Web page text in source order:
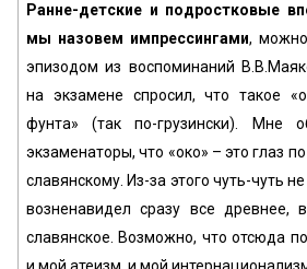
Ранне-детские и подростковые
мы назовем импрессингами,
эпизодом из воспоминаний
на экзамене спросил, что такое
фунта» (так по-грузински). Мне
экзаменаторы, что «око» – это глаз
славянскому. Из-за этого чуть-чуть
возненавидел сразу все древнее,
славянское. Возможно, что отсюда